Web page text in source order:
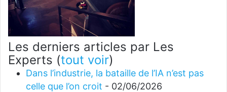
Les derniers articles par Les
Experts (tout voir)
Dans l’industrie, la bataille de l’IA n’est pas
celle que l’on croit - 02/06/2026